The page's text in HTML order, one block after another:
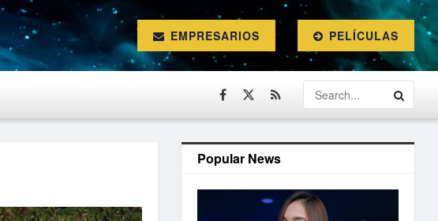
EMPRESARIOS PELÍCULAS
Popular News